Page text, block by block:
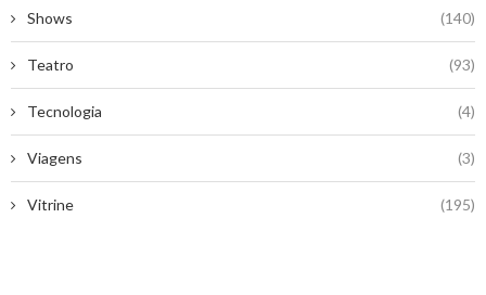
Shows (140)
Teatro (93)
Tecnologia (4)
Viagens (3)
Vitrine (195)